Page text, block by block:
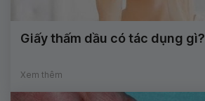
Giấy thấm dầu có tác dụng gì?
Xem thêm